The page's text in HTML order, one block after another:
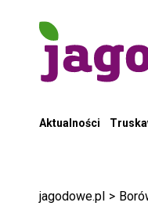
Aktualności
jagodowe.pl >